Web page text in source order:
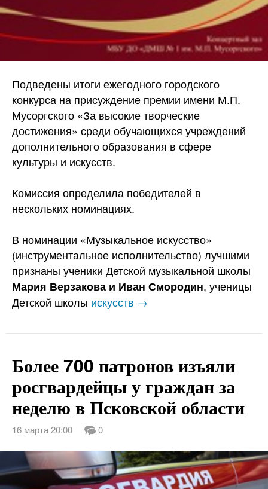
Подведены итоги ежегодного городского
конкурса на присуждение премии имени М.П.
Мусоргского «За высокие творческие
достижения» среди обучающихся учреждений
дополнительного образования в сфере
культуры и искусств.
Комиссия определила победителей в
нескольких номинациях.
В номинации «Музыкальное искусство»
(инструментальное исполнительство) лучшими
признаны ученики Детской музыкальной школы
Мария Верзакова и Иван Смородин, ученицы
Детской школы искусств →
Более 700 патронов изъяли
росгвардейцы у граждан за
неделю в Псковской области
16 марта 20:00 0